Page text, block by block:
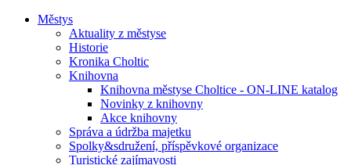
Městys
Aktuality z městyse
Historie
Kronika Choltic
Knihovna
Knihovna městyse Choltice - ON-LINE katalog
Novinky z knihovny
Akce knihovny
Správa a údržba majetku
Spolky&sdružení, příspěvkové organizace
Turistické zajímavosti